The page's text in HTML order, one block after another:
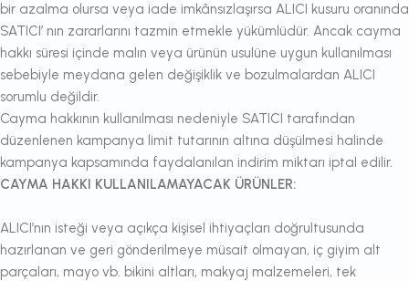
bir azalma olursa veya iade imkânsızlaşırsa ALICI kusuru oranında
SATICI’ nın zararlarını tazmin etmekle yükümlüdür. Ancak cayma
hakkı süresi içinde malın veya ürünün usulüne uygun kullanılması
sebebiyle meydana gelen değişiklik ve bozulmalardan ALICI
sorumlu değildir.
Cayma hakkının kullanılması nedeniyle SATICI tarafından
düzenlenen kampanya limit tutarının altına düşülmesi halinde
kampanya kapsamında faydalanılan indirim miktarı iptal edilir.
CAYMA HAKKI KULLANILAMAYACAK ÜRÜNLER:
ALICI’nın isteği veya açıkça kişisel ihtiyaçları doğrultusunda
hazırlanan ve geri gönderilmeye müsait olmayan, iç giyim alt
parçaları, mayo vb. bikini altları, makyaj malzemeleri, tek